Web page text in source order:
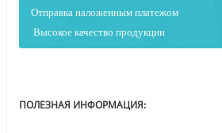
Отправка наложенным платежом
Высокое качество продукции
ПОЛЕЗНАЯ ИНФОРМАЦИЯ: